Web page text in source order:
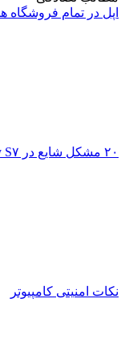
اپل در تمام
۲۰ مشکل شایع در Galaxy S۷ و راه های برطرف کردن آنها
نکات امنیتی کامپیوتر